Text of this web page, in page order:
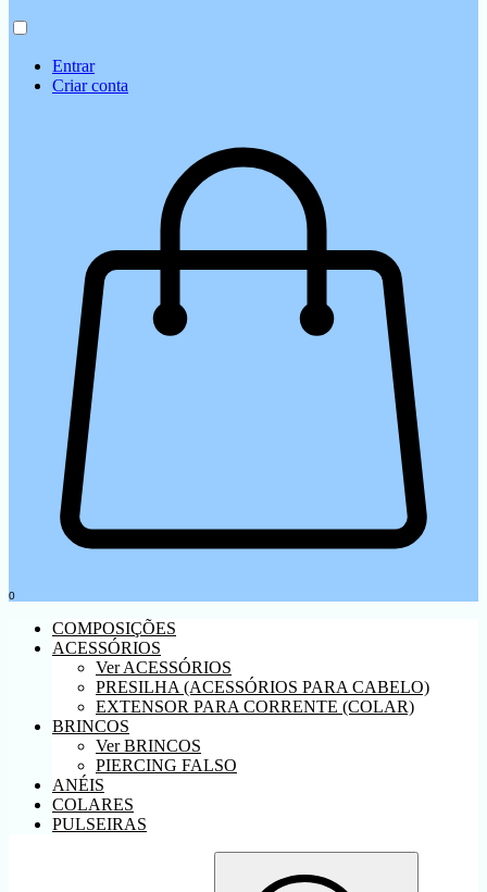
Entrar
Criar conta
0
COMPOSIÇÕES
ACESSÓRIOS
Ver ACESSÓRIOS
PRESILHA (ACESSÓRIOS PARA CABELO)
EXTENSOR PARA CORRENTE (COLAR)
BRINCOS
Ver BRINCOS
PIERCING FALSO
ANÉIS
COLARES
PULSEIRAS